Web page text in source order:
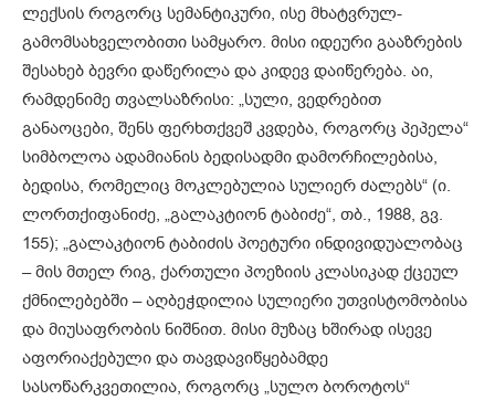
ლექსის როგორც სემანტიკური, ისე მხატვრულ-
გამომსახველობითი სამყარო. მისი იდეური გააზრების
შესახებ ბევრი დაწერილა და კიდევ დაიწერება. აი,
რამდენიმე თვალსაზრისი: „სული, ვედრებით
განაოცები, შენს ფერხთქვეშ კვდება, როგორც პეპელა“
სიმბოლოა ადამიანის ბედისადმი დამორჩილებისა,
ბედისა, რომელიც მოკლებულია სულიერ ძალებს“ (ი.
ლორთქიფანიძე, „გალაკტიონ ტაბიძე“, თბ., 1988, გვ.
155); „გალაკტიონ ტაბიძის პოეტური ინდივიდუალობაც
– მის მთელ რიგ, ქართული პოეზიის კლასიკად ქცეულ
ქმნილებებში – აღბეჭდილია სულიერი უთვისტომობისა
და მიუსაფრობის ნიშნით. მისი მუზაც ხშირად ისევე
აფორიაქებული და თავდავიწყებამდე
სასოწარკვეთილია, როგორც „სულო ბოროტოს“